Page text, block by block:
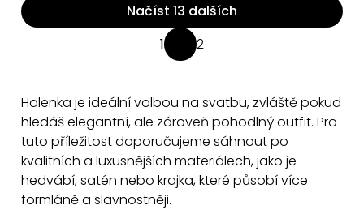
O
v
á
d
a
c
í
Načíst 13 dalších
á
n
k
o
v
1 2
Halenka je ideální volbou na svatbu, zvláště pokud
hledáš elegantní, ale zároveň pohodlný outfit. Pro
tuto příležitost doporučujeme sáhnout po
kvalitních a luxusnějších materiálech,jako je
hedvábí, satén nebo krajka, které působí více
formláně a slavnostněji.